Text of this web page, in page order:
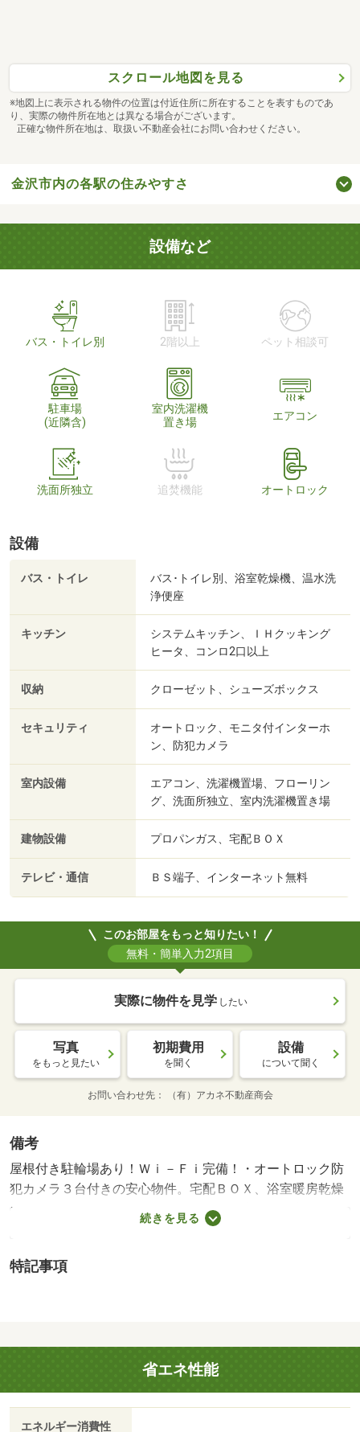
スクロール地図を見る
※地図上に表示される物件の位置は付近住所に所在することを表すものであ
り、実際の物件所在地とは異なる場合がございます。
正確な物件所在地は、取扱い不動産会社にお問い合わせください。
金沢市内の各駅の住みやすさ
設備など
バス・トイレ別 2階以上 ペット相談可
駐車場
(近隣含)
室内洗濯機
置き場
エアコン
洗面所独立 追焚機能 オートロック
設備
バス・トイレ
バス･トイレ別、浴室乾燥機、温水洗
浄便座
キッチン
システムキッチン、ＩＨクッキング
ヒータ、コンロ2口以上
収納 クローゼット、シューズボックス
セキュリティ
オートロック、モニタ付インターホ
ン、防犯カメラ
室内設備
エアコン、洗濯機置場、フローリン
グ、洗面所独立、室内洗濯機置き場
建物設備 プロパンガス、宅配ＢＯＸ
テレビ・通信 ＢＳ端子、インターネット無料
このお部屋をもっと知りたい！
無料・簡単入力2項目
実際に物件を見学 したい
写真
をもっと見たい
初期費用
を聞く
設備
について聞く
お問い合わせ先 （有）アカネ不動産商会
備考
屋根付き駐輪場あり！Ｗｉ－Ｆｉ完備！・オートロック防
犯カメラ３台付きの安心物件。宅配ＢＯＸ、浴室暖房乾燥
機付き。バス停近く、鶴間キャンパス徒歩９分、宝町キャ
ンパス徒歩８分、金沢美大まで徒歩１１分、スーパー６分
続きを見る
特記事項
省エネ性能
エネルギー消費性